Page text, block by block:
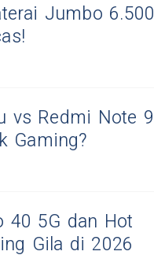
Jumbo 6.500
vs Redmi Note 9
Gaming?
40 5G dan Hot
Gila di 2026